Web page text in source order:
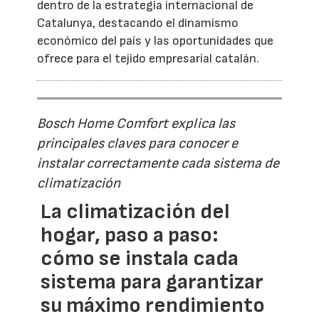
dentro de la estrategia internacional de
Catalunya, destacando el dinamismo
económico del país y las oportunidades que
ofrece para el tejido empresarial catalán.
Bosch Home Comfort explica las
principales claves para conocer e
instalar correctamente cada sistema de
climatización
La climatización del
hogar, paso a paso:
cómo se instala cada
sistema para garantizar
su máximo rendimiento